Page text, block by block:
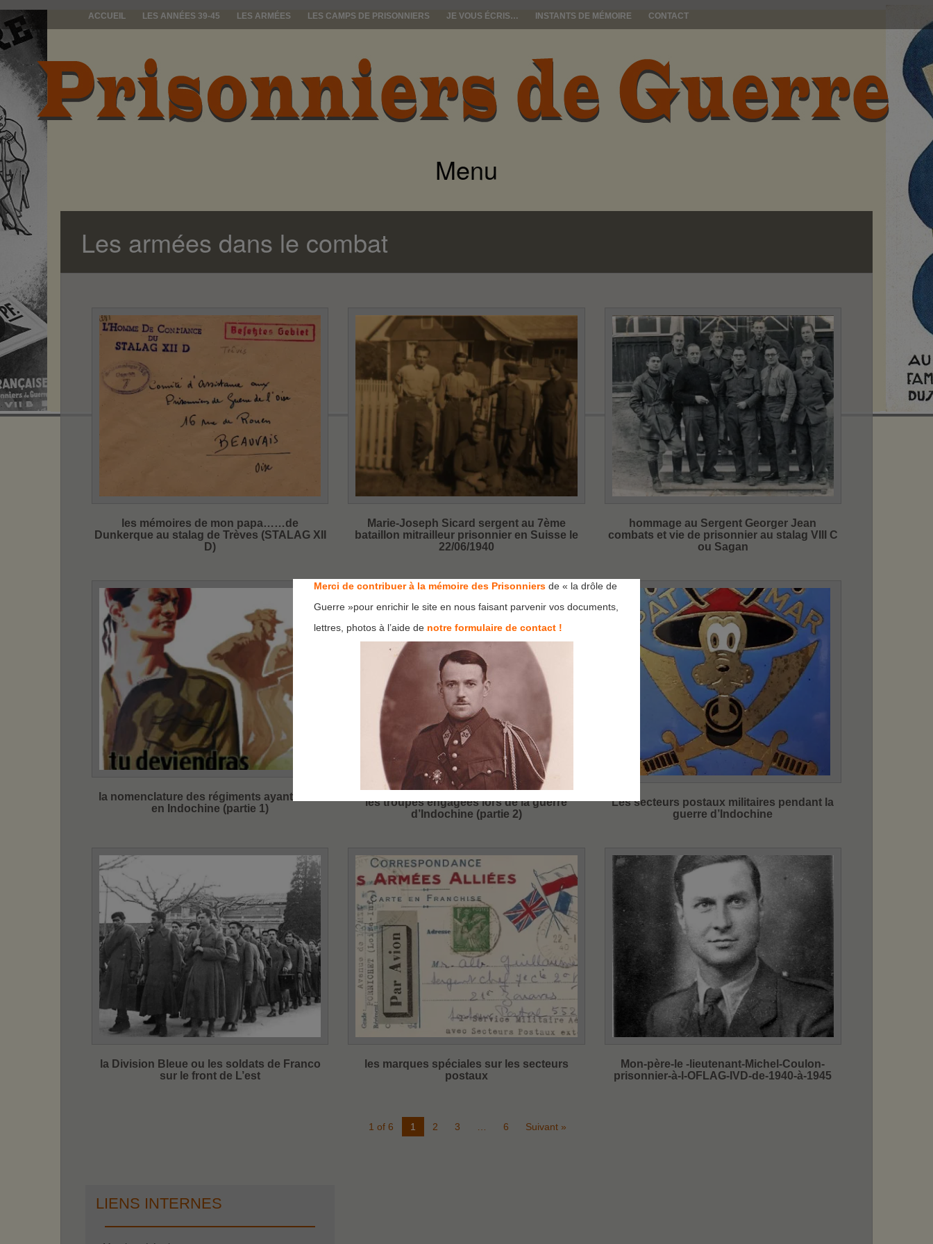
ACCUEIL LES ANNÉES 39-45 LES ARMÉES LES CAMPS DE PRISONNIERS JE VOUS ÉCRIS… INSTANTS DE MÉMOIRE CONTACT
prisonniers de guerre
Menu
Les armées dans le combat
les mémoires de mon papa……de
Dunkerque au stalag de Trèves (STALAG XII
D)
Marie-Joseph Sicard sergent au 7ème
bataillon mitrailleur prisonnier en Suisse le
22/06/1940
hommage au Sergent Georger Jean
combats et vie de prisonnier au stalag VIII C
ou Sagan
la nomenclature des régiments ayant servi
en Indochine (partie 1)
les troupes engagées lors de la guerre
d’Indochine (partie 2)
Les secteurs postaux militaires pendant la
guerre d’Indochine
la Division Bleue ou les soldats de Franco
sur le front de L’est
les marques spéciales sur les secteurs
postaux
Mon-père-le -lieutenant-Michel-Coulon-
prisonnier-à-l-OFLAG-IVD-de-1940-à-1945
1 of 6 1 2 3 6 Suivant »
LIENS INTERNES
Merci de contribuer à la mémoire des Prisonniers de « la drôle de
Guerre »pour enrichir le site en nous faisant parvenir vos documents,
lettres, photos à l’aide de notre formulaire de contact !